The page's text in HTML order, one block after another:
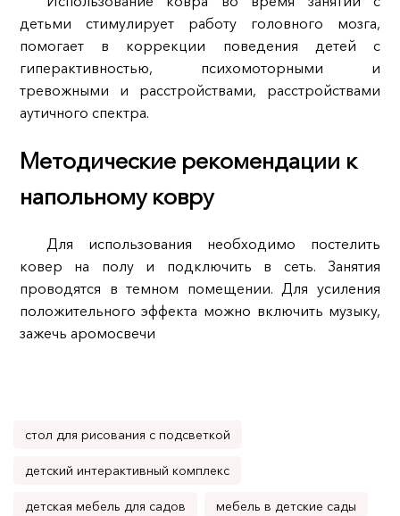
детьми стимулирует работу головного мозга,
помогает в коррекции поведения детей с
гиперактивностью, психомоторными и
тревожными и расстройствами, расстройствами
аутичного спектра.
Методические рекомендации к
напольному ковру
Для использования необходимо постелить
ковер на полу и подключить в сеть. Занятия
проводятся в темном помещении. Для усиления
положительного эффекта можно включить музыку,
зажечь аромосвечи
стол для рисования с подсветкой
детский интерактивный комплекс
детская мебель для садов мебель в детские сады